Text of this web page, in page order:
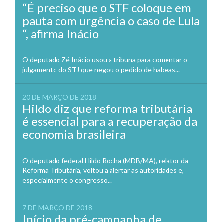
“É preciso que o STF coloque em
pauta com urgência o caso de Lula
“, afirma Inácio
O deputado Zé Inácio usou a tribuna para comentar o
julgamento do STJ que negou o pedido de habeas...
20 DE MARÇO DE 2018
Hildo diz que reforma tributária
é essencial para a recuperação da
economia brasileira
O deputado federal Hildo Rocha (MDB/MA), relator da
Reforma Tributária, voltou a alertar as autoridades e,
especialmente o congresso...
7 DE MARÇO DE 2018
Início da pré-campanha de